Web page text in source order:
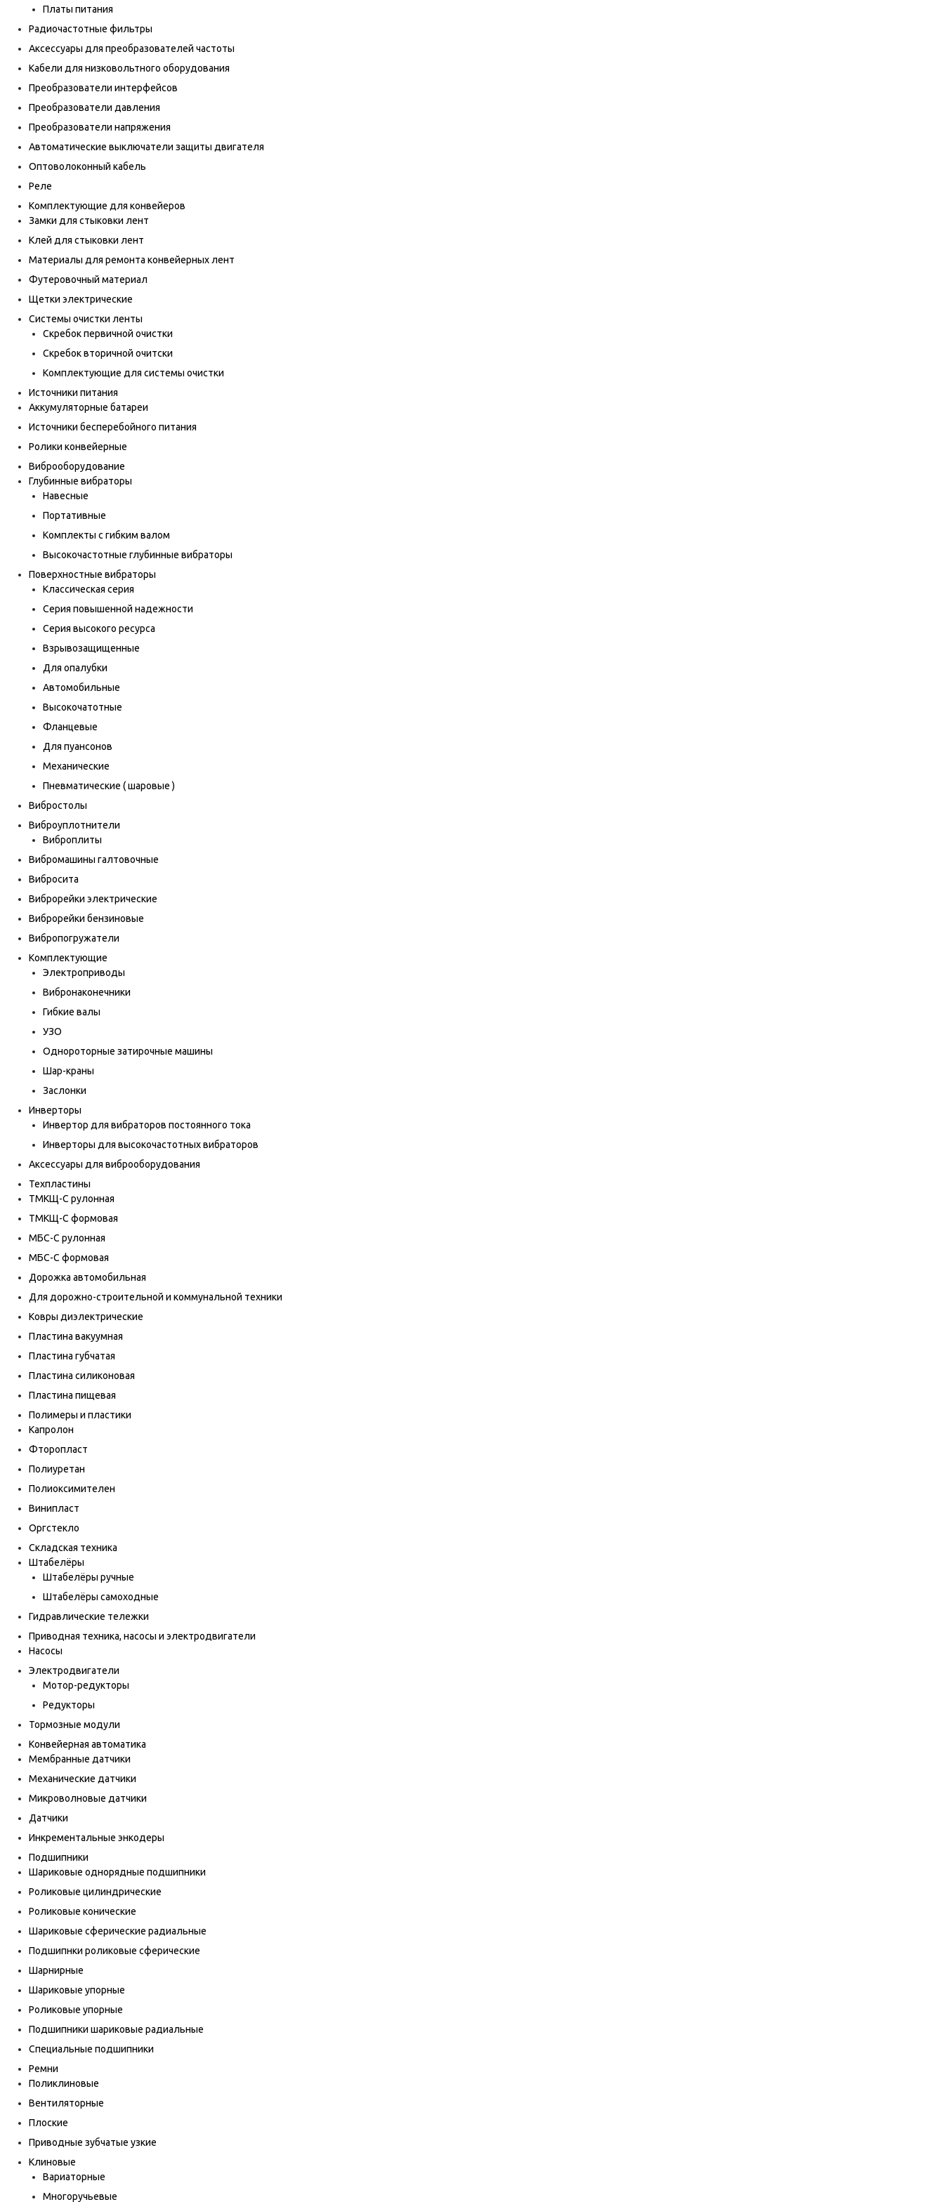
Платы питания
Радиочастотные фильтры
Аксессуары для преобразователей частоты
Кабели для низковольтного оборудования
Преобразователи интерфейсов
Преобразователи давления
Преобразователи напряжения
Автоматические выключатели защиты двигателя
Оптоволоконный кабель
Реле
Комплектующие для конвейеров
Замки для стыковки лент
Клей для стыковки лент
Материалы для ремонта конвейерных лент
Футеровочный материал
Щетки электрические
Системы очистки ленты
Скребок первичной очистки
Скребок вторичной очитски
Комплектующие для системы очистки
Источники питания
Аккумуляторные батареи
Источники бесперебойного питания
Ролики конвейерные
Виброоборудование
Глубинные вибраторы
Навесные
Портативные
Комплекты с гибким валом
Высокочастотные глубинные вибраторы
Поверхностные вибраторы
Классическая серия
Серия повышенной надежности
Серия высокого ресурса
Взрывозащищенные
Для опалубки
Автомобильные
Высокочатотные
Фланцевые
Для пуансонов
Механические
Пневматические ( шаровые )
Вибростолы
Виброуплотнители
Виброплиты
Вибромашины галтовочные
Вибросита
Виброрейки электрические
Виброрейки бензиновые
Вибропогружатели
Комплектующие
Электроприводы
Вибронаконечники
Гибкие валы
УЗО
Однороторные затирочные машины
Шар-краны
Заслонки
Инверторы
Инвертор для вибраторов постоянного тока
Инверторы для высокочастотных вибраторов
Аксессуары для виброоборудования
Техпластины
ТМКЩ-С рулонная
ТМКЩ-С формовая
МБС-С рулонная
МБС-С формовая
Дорожка автомобильная
Для дорожно-строительной и коммунальной техники
Ковры диэлектрические
Пластина вакуумная
Пластина губчатая
Пластина силиконовая
Пластина пищевая
Полимеры и пластики
Капролон
Фторопласт
Полиуретан
Полиоксимителен
Винипласт
Оргстекло
Складская техника
Штабелёры
Штабелёры ручные
Штабелёры самоходные
Гидравлические тележки
Приводная техника, насосы и электродвигатели
Насосы
Электродвигатели
Мотор-редукторы
Редукторы
Тормозные модули
Конвейерная автоматика
Мембранные датчики
Механические датчики
Микроволновые датчики
Датчики
Инкрементальные энкодеры
Подшипники
Шариковые однорядные подшипники
Роликовые цилиндрические
Роликовые конические
Шариковые сферические радиальные
Подшипнки роликовые сферические
Шарнирные
Шариковые упорные
Роликовые упорные
Подшипники шариковые радиальные
Специальные подшипники
Ремни
Поликлиновые
Вентиляторные
Плоские
Приводные зубчатые узкие
Клиновые
Вариаторные
Многоручьевые